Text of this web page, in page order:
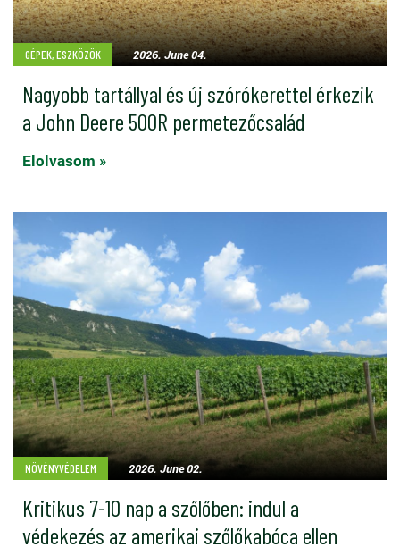
GÉPEK, ESZKÖZÖK 2026. June 04.
Nagyobb tartállyal és új szórókerettel érkezik
a John Deere 500R permetezőcsalád
Elolvasom »
NÖVÉNYVÉDELEM 2026. June 02.
Kritikus 7-10 nap a szőlőben: indul a
védekezés az amerikai szőlőkabóca ellen